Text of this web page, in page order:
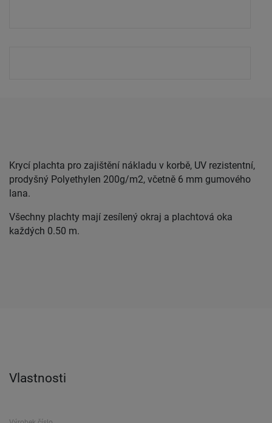
Krycí plachta pro zajištění nákladu v korbě, UV rezistentní,
prodyšný Polyethylen 200g/m2, včetně 6 mm gumového
lana.
Všechny plachty mají zesílený okraj a plachtová oka
každých 0.50 m.
Vlastnosti